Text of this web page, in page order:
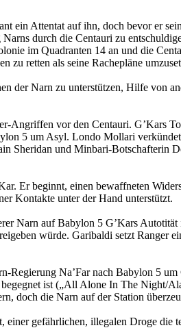
ein Attentat auf ihn, doch bevor er
durch die Centauri zu
im Quadranten 14 an und die
zu retten als seine Rachepläne
der Narn zu unterstützen, Hilfe von
Angriffen vor den Centauri. G’Kars
5 um Asyl. Londo Mollari
Sheridan und Minbari-Botschafterin
Er beginnt, einen bewaffneten
Kontakte unter der Hand unterstützt.
Narn auf Babylon 5 G’Kars
würde. Garibaldi setzt Ranger
Regierung Na’Far nach Babylon 5
ist („All Alone In The Night/
doch die Narn auf der Station
gefährlichen, illegalen Droge